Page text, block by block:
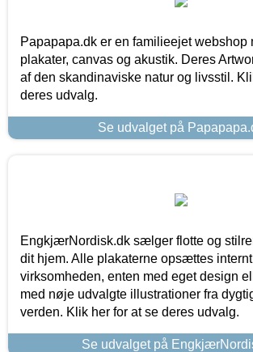
Papapapa.dk er en familieejet webshop
plakater, canvas og akustik. Deres
af den skandinaviske natur og livsstil.
deres udvalg.
Se udvalget på
EngkjærNordisk.dk sælger flotte og
dit hjem. Alle plakaterne opsættes
virksomheden, enten med eget design
med nøje udvalgte illustrationer fra
verden. Klik her for at se deres udvalg.
Se udvalget på